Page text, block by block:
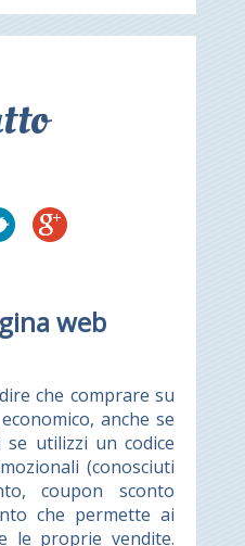
web
che comprare su
anche se
utilizzi un codice
(conosciuti
coupon sconto
che permette ai
le proprie vendite.